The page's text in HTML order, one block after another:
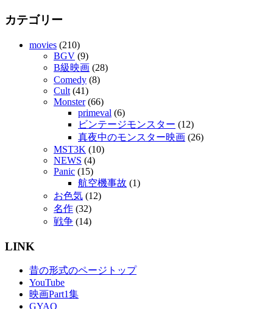
カテゴリー
movies (210)
BGV (9)
B級映画 (28)
Comedy (8)
Cult (41)
Monster(66)
primeval (6)
ビンテージモンスター (12)
真夜中のモンスター映画 (26)
MST3K (10)
NEWS (4)
Panic (15)
航空機事故 (1)
お色気 (12)
名作 (32)
戦争 (14)
LINK
昔の形式のページトップ
YouTube
映画Part1集
GYAO